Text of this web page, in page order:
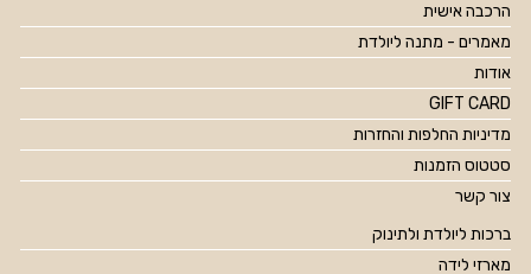
הרכבה אישית
מאמרים - מתנה ליולדת
אודות
GIFT CARD
מדיניות החלפות והחזרות
סטטוס הזמנות
צור קשר
ברכות ליולדת ולתינוק
מארזי לידה